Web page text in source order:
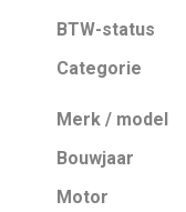
BTW-status
Categorie
Merk / model
Bouwjaar
Motor